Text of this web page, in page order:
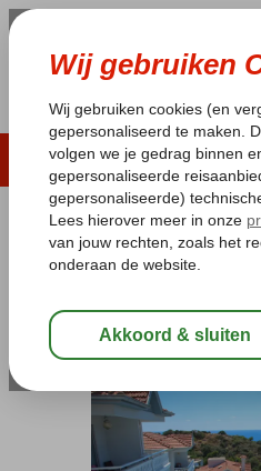
LAST MINUTE
Pakketgarantie
Home
Turkije Turkse Riviera
Sunny Hill
All Inclusive